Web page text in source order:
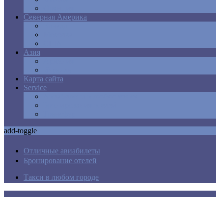
Северная Америка
Азия
Карта сайта
Service
add-toggle
Отличные авиабилеты
Бронирование отелей
Такси в любом городе